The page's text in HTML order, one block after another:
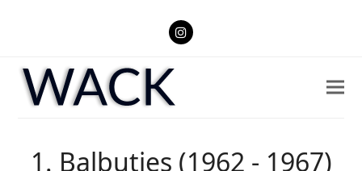
Instagram
1. Balbuties (1962 - 1967)